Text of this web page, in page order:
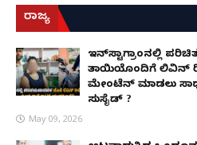
ರಾಜ್ಯ
ಇನ್​ಸ್ಟಾಗ್ರಾಂನಲ್ಲಿ
ತಾಯಿಯೊಂದಿಗೆ ಲಿವಿನ್
ಮೇಂಟೆನ್ ಮಾಡಲು
ಸುಸೈಡ್ ?
May 09, 2026